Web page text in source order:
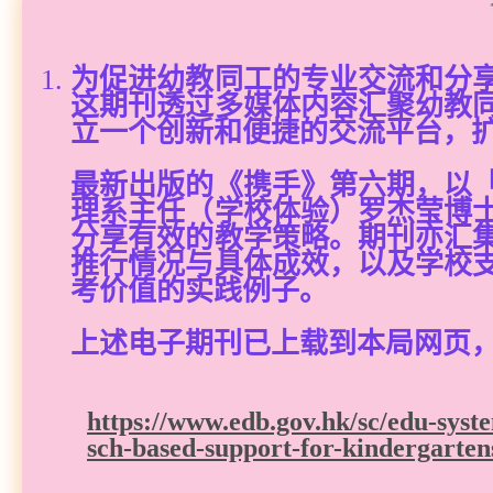
为促进幼教同工的专业交流和分
这期刊透过多媒体内容汇聚幼教
立一个创新和便捷的交流平台，
最新出版的《携手》第六期，以
理系主任（学校体验）罗杰莹博
分享有效的教学策略。期刊亦汇
推行情况与具体成效，以及学校
考价值的实践例子。
上述电子期刊已上载到本局网页
https://www.edb.gov.hk/sc/edu-
sch-based-support-for-